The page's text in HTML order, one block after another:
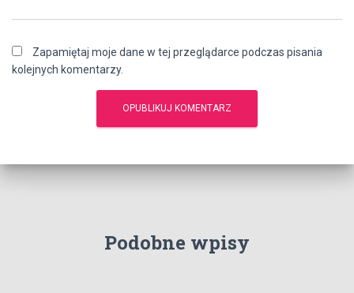
Zapamiętaj moje dane w tej przeglądarce podczas pisania
kolejnych komentarzy.
Podobne wpisy